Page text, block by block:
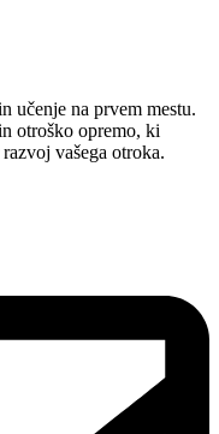
učenje na prvem mestu.
otroško opremo, ki
vašega otroka.